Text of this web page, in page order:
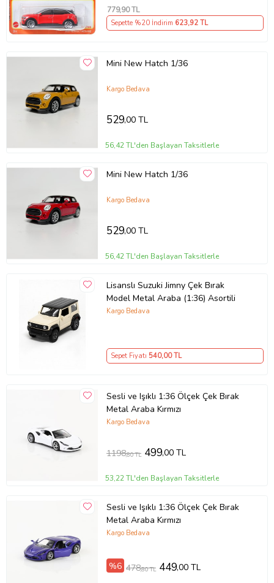
779,90 TL
Sepette %20 İndirim 623,92 TL
Mini New Hatch 1/36
Kargo Bedava
529,00 TL
56,42 TL'den Başlayan Taksitlerle
Mini New Hatch 1/36
Kargo Bedava
529,00 TL
56,42 TL'den Başlayan Taksitlerle
Lisanslı Suzuki Jimny Çek Bırak
Model Metal Araba (1:36) Asortili
Kargo Bedava
Sepet Fiyatı 540,00 TL
Sesli ve Işıklı 1:36 Ölçek Çek Bırak
Metal Araba Kırmızı
Kargo Bedava
1198,80 TL 499,00 TL
53,22 TL'den Başlayan Taksitlerle
Sesli ve Işıklı 1:36 Ölçek Çek Bırak
Metal Araba Kırmızı
Kargo Bedava
%6 478,80 TL 449,00 TL